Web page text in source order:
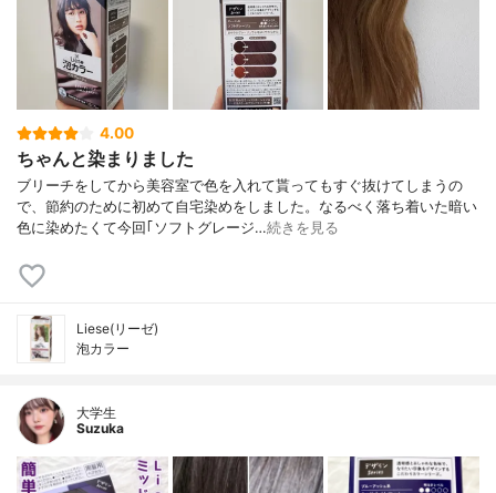
4.00
ちゃんと染まりました
ブリーチをしてから美容室で色を入れて貰ってもすぐ抜けてしまうの
で、節約のために初めて自宅染めをしました。なるべく落ち着いた暗い
色に染めたくて今回｢ソフトグレージ…続きを見る
Liese(リーゼ)
泡カラー
大学生
Suzuka